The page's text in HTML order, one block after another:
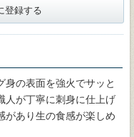
登録する
身の表面を強火でサッと
人が丁寧に刺身に仕上げ
があり生の食感が楽しめ